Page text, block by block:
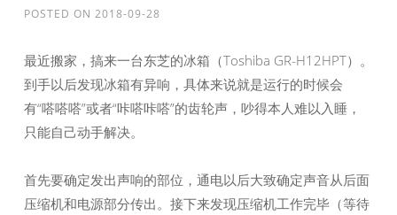
POSTED ON 2018-09-28
最近搬家，搞来一台东芝的冰箱（Toshiba GR-H12HPT）。
到手以后发现冰箱有异响，具体来说就是运行的时候会
有“嗒嗒嗒”或者“咔嗒咔嗒”的齿轮声，吵得本人难以入睡，
只能自己动手解决。
首先要确定发出声响的部位，通电以后大致确定声音从后面
压缩机和电源部分传出。接下来发现压缩机工作完毕（等待